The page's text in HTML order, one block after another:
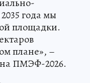
года мы
площадки.
плане», –
на ПМЭФ-2026.